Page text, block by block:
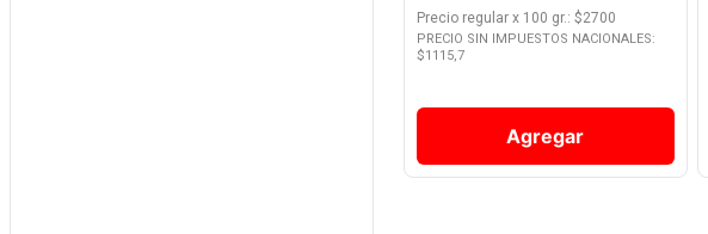
Precio regular x 100 gr.: $2700
PRECIO SIN IMPUESTOS NACIONALES:
$1115,7
Agregar